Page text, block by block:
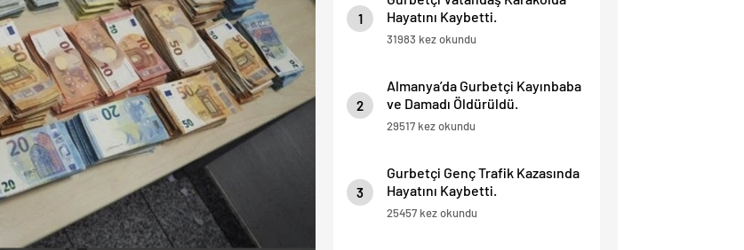
1
Hayatını Kaybetti.
31983 kez okundu
2
Almanya’da Gurbetçi Kayınbaba
ve Damadı Öldürüldü.
29517 kez okundu
3
Gurbetçi Genç Trafik Kazasında
Hayatını Kaybetti.
25457 kez okundu